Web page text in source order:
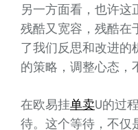
另一方面看，也许
残酷又宽容，残酷在
了我们反思和改进的
的策略，调整心态，
在欧易挂单卖U的过
待。这个等待，不仅